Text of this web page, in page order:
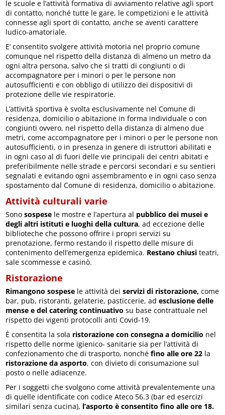
le scuole e l’attività formativa di avviamento relative agli sport
di contatto, nonché tutte le gare, le competizioni e le attività
connesse agli sport di contatto, anche se aventi carattere
ludico-amatoriale.
E’ consentito svolgere attività motoria nel proprio comune
comunque nel rispetto della distanza di almeno un metro da
ogni altra persona, salvo che si tratti di congiunti o di
accompagnatore per i minori o per le persone non
autosufficienti e con obbligo di utilizzo dei dispositivi di
protezione delle vie respiratorie.
L’attività sportiva è svolta esclusivamente nel Comune di
residenza, domicilio o abitazione in forma individuale o con
congiunti ovvero, nel rispetto della distanza di almeno due
metri, come accompagnatore per i minori o per le persone non
autosufficienti, o in presenza in genere di istruttori abilitati e
in ogni caso al di fuori delle vie principali dei centri abitati e
preferibilmente nelle strade e percorsi secondari e su sentieri
segnalati e evitando ogni assembramento e in ogni caso senza
spostamento dal Comune di residenza, domicilio o abitazione.
Attività culturali varie
Sonosospese le mostre e l’apertura al pubblico dei musei e
degli altri istituti e luoghi della cultura, ad eccezione delle
biblioteche che possono offrire i propri servizi su
prenotazione, fermo restando il rispetto delle misure di
contenimento dell’emergenza epidemica. Restano chiusiteatri,
sale scommesse e casinò.
Ristorazione
Rimangono sospese le attività deiservizi di ristorazione, come
bar, pub, ristoranti, gelaterie, pasticcerie, adesclusione delle
mense e del catering continuativo su base contrattuale nel
rispetto dei vigenti protocolli anti Covid-19.
È consentita la sola ristorazione con consegna a domicilio nel
rispetto delle norme igienico- sanitarie sia per l’attività di
confezionamento che di trasporto, nonchéfino alle ore 22 la
ristorazione da asporto, con divieto di consumazione sul
posto o nelle adiacenze.
Per i soggetti che svolgono come attività prevalentemente una
di quelle identificate con codice Ateco 56.3 (bar ed esercizi
similari senza cucina), l’asporto è consentito fino alle ore 18.